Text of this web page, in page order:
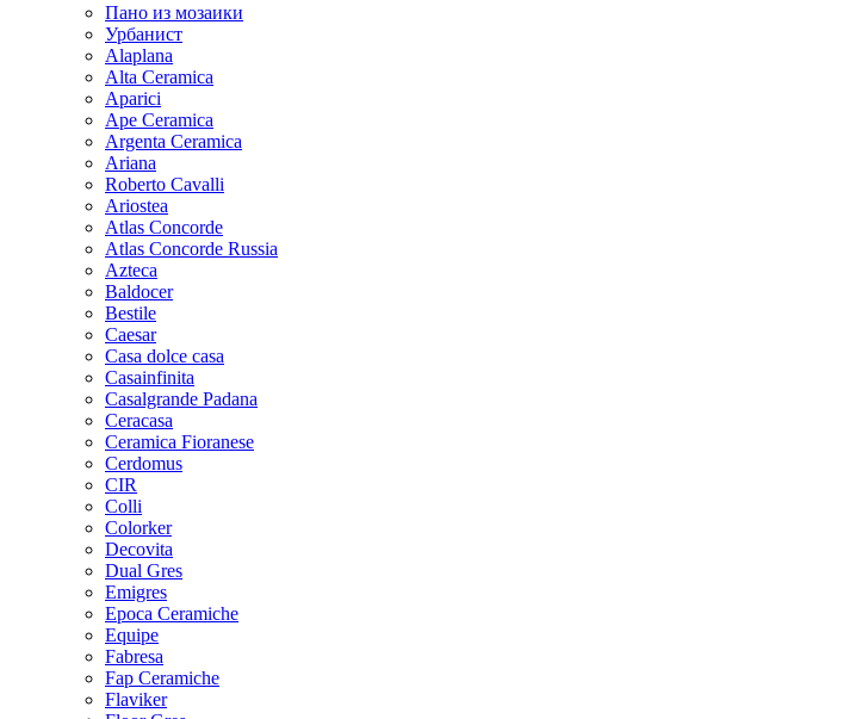
Пано из мозаики
Урбанист
Alaplana
Alta Ceramica
Aparici
Ape Ceramica
Argenta Ceramica
Ariana
Roberto Cavalli
Ariostea
Atlas Concorde
Atlas Concorde Russia
Azteca
Baldocer
Bestile
Caesar
Casa dolce casa
Casainfinita
Casalgrande Padana
Ceracasa
Ceramica Fioranese
Cerdomus
CIR
Colli
Colorker
Decovita
Dual Gres
Emigres
Epoca Ceramiche
Equipe
Fabresa
Fap Ceramiche
Flaviker